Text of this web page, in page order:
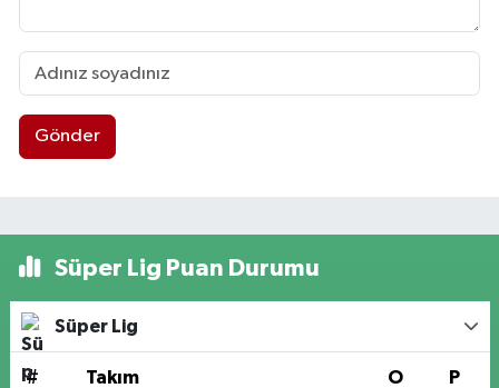
Gönder
Süper Lig Puan Durumu
Süper Lig
# Takım O P